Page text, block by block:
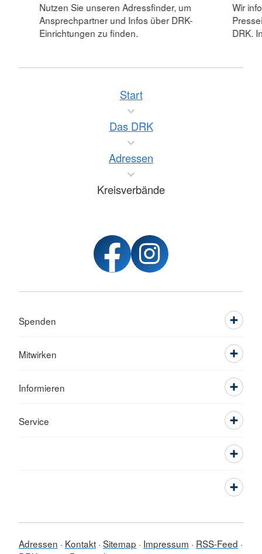
Nutzen Sie unseren Adressfinder, um
Ansprechpartner und Infos über DRK-
Einrichtungen zu finden.
Wir
DRK.
Start
Das DRK
Adressen
Kreisverbände
Spenden
Mitwirken
Informieren
Service
Adressen Kontakt Sitemap Impressum
RSS-Feed